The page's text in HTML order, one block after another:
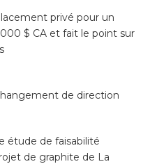
privé pour un
$ CA et fait le point sur
de direction
étude de faisabilité
de graphite de La